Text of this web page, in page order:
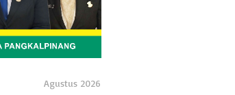
Agustus 2026